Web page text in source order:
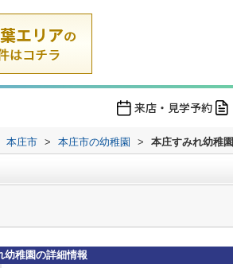
来店・見学予約
本庄市 > 本庄市の幼稚園 > 本庄すみれ幼稚園
幼稚園の詳細情報